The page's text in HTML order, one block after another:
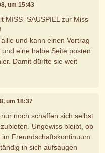
um 15:43
MISS_SAUSPIEL zur Miss
und kann einen Vortrag
eine halbe Seite posten
Damit dürfte sie weit
um 18:37
noch schaffen sich selbst
Ungewiss bleibt, ob
Freundschaftskontinuum
in sich aufsaugen